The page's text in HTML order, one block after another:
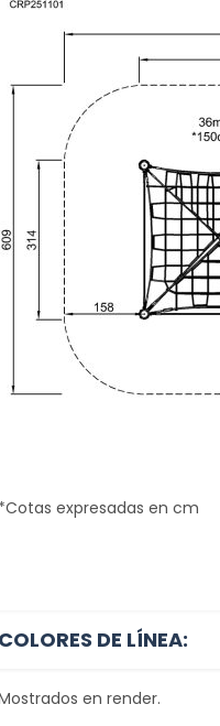
*Cotas expresadas en cm
COLORES DE LÍNEA:
en render.